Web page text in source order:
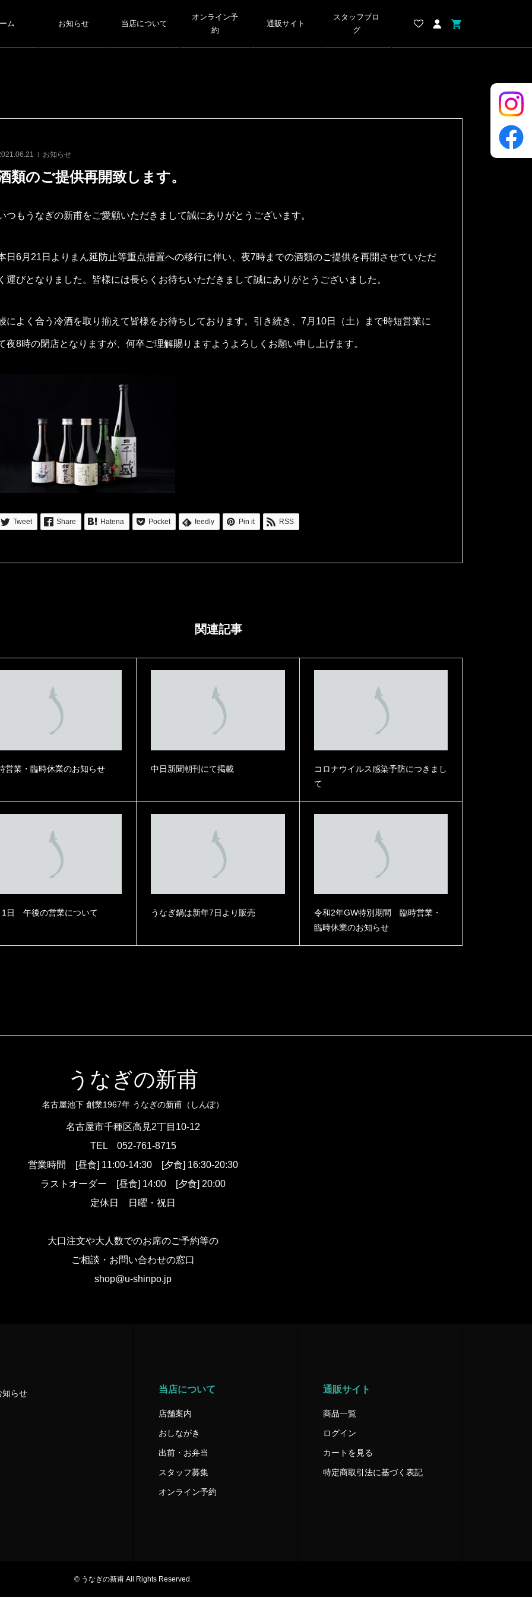
ム お知らせ 当店について
オンライン予
約
通販サイト
スタッフブロ
グ
お知らせ
類のご提供再開致します。
つもうなぎの新甫をご愛顧いただきまして誠にありがとうございます。
日6月21日よりまん延防止等重点措置への移行に伴い、夜7時までの酒類のご提供を再開させていただ
運びとなりました。皆様には長らくお待ちいただきまして誠にありがとうございました。
によく合う冷酒を取り揃えて皆様をお待ちしております。引き続き、7月10日（土）まで時短営業に
夜8時の閉店となりますが、何卒ご理解賜りますようよろしくお願い申し上げます。
Tweet Share Hatena Pocket feedly Pin it RSS
関連記事
営業・臨時休業のお知らせ 中日新聞朝刊にて掲載
コロナウイルス感染予防につきまし
て
1日 午後の営業について うなぎ鍋は新年7日より販売
令和2年GW特別期間 臨時営業・
臨時休業のお知らせ
用簡易保冷袋梱包】Z
【自宅使い用簡易保冷袋梱包】Z
うなぎの新甫
名古屋池下 創業1967年 うなぎの新甫（しんぽ）
名古屋市千種区高見2丁目10-12
TEL 052-761-8715
営業時間
[昼食] 11:00-14:30 [夕食] 16:30-20:30
ラストオーダー
[昼食] 14:00 [夕食] 20:00
定休日 日曜・祝日
大口注文や大人数でのお席のご予約等の
ご相談・お問い合わせの窓口
shop@u-shinpo.jp
知らせ 当店について
店舗案内
おしながき
出前・お弁当
スタッフ募集
オンライン予約
通販サイト
商品一覧
ログイン
カートを見る
特定商取引法に基づく表記
© うなぎの新甫 All Rights Reserved.